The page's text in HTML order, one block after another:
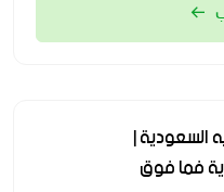
السعودية |
فما فوق